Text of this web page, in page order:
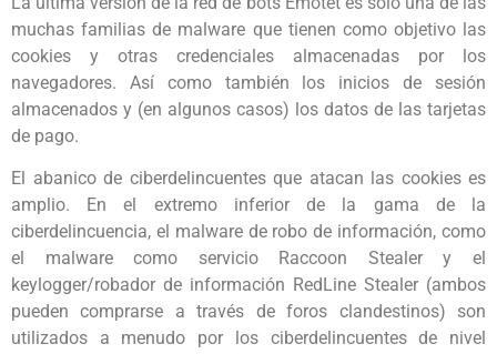
muchas familias de malware que tienen como objetivo las
cookies y otras credenciales almacenadas por los
navegadores. Así como también los inicios de sesión
almacenados y (en algunos casos) los datos de las tarjetas
de pago.
El abanico de ciberdelincuentes que atacan las cookies es
amplio. En el extremo inferior de la gama de la
ciberdelincuencia, el malware de robo de información, como
el malware como servicio Raccoon Stealer y el
keylogger/robador de información RedLine Stealer (ambos
pueden comprarse a través de foros clandestinos) son
utilizados a menudo por los ciberdelincuentes de nivel